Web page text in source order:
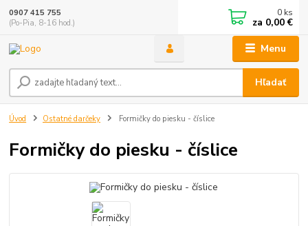
Menu
Hľadať
0907 415 755
(Po-Pia, 8-16 hod.)
0 ks
za 0,00 €
Úvod Ostatné darčeky Formičky do piesku - číslice
Formičky do piesku - číslice